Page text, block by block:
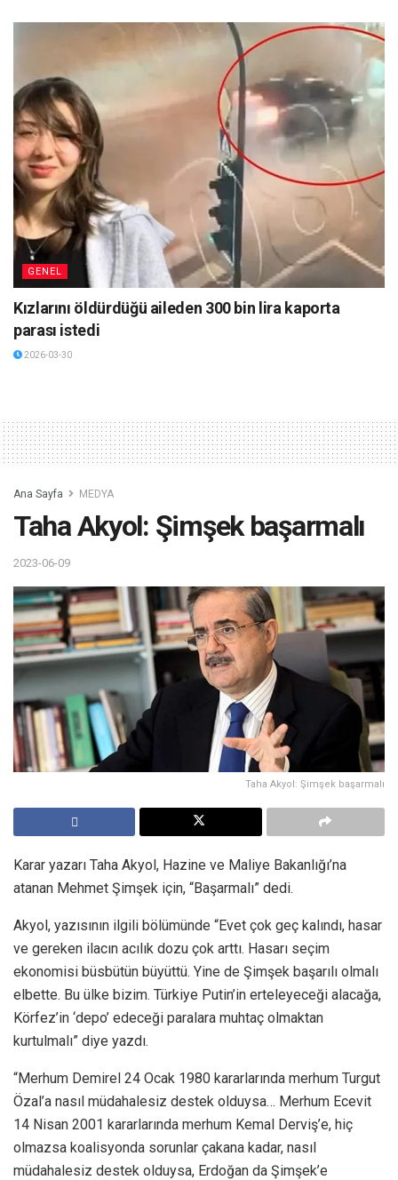
GENEL
Kızlarını öldürdüğü aileden 300 bin lira kaporta
parası istedi
2026-03-30
Ana Sayfa MEDYA
Taha Akyol: Şimşek başarmalı
2023-06-09
Taha Akyol: Şimşek başarmalı
Karar yazarı Taha Akyol, Hazine ve Maliye Bakanlığı’na
atanan Mehmet Şimşek için, “Başarmalı” dedi.
Akyol, yazısının ilgili bölümünde “Evet çok geç kalındı, hasar
ve gereken ilacın acılık dozu çok arttı. Hasarı seçim
ekonomisi büsbütün büyüttü. Yine de Şimşek başarılı olmalı
elbette. Bu ülke bizim. Türkiye Putin’in erteleyeceği alacağa,
Körfez’in ‘depo’ edeceği paralara muhtaç olmaktan
kurtulmalı” diye yazdı.
“Merhum Demirel 24 Ocak 1980 kararlarında merhum Turgut
Özal’a nasıl müdahalesiz destek olduysa… Merhum Ecevit
14 Nisan 2001 kararlarında merhum Kemal Derviş’e, hiç
olmazsa koalisyonda sorunlar çakana kadar, nasıl
müdahalesiz destek olduysa, Erdoğan da Şimşek’e